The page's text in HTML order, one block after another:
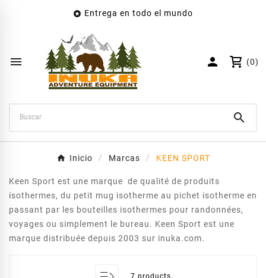
 Entrega en todo el mundo
  (0)

Inicio Marcas KEEN SPORT
Keen Sport est une marque de qualité de produits
isothermes, du petit mug isotherme au pichet isotherme en
passant par les bouteilles isothermes pour randonnées,
voyages ou simplement le bureau. Keen Sport est une
marque distribuée depuis 2003 sur inuka.com.
7 products
Nombre de la lista de deseos